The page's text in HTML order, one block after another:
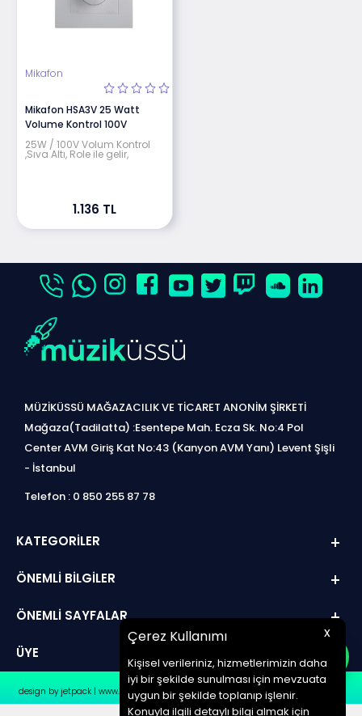
Çerez Kullanımı x
Kişisel verileriniz, hizmetlerimizin daha
iyi bir şekilde sunulması için mevzuata
uygun bir şekilde toplanıp işlenir.
Konuyla ilgili detaylı bilgi almak için
Mikafon
Mikafon HSA3V 25 Watt
Volume Kontrol 100V
25W / 100V Volum Kontrol
,Sıva Altı, Role ile gelir,
1.136 TL
MÜZİKÜSSÜ MAĞAZACILIK VE TİCARET ANONİM ŞİRKETİ
Mağaza(Tadilatta) :Esentepe Mah. Ecza Sk. No:4 Pol
Center AVM Giriş Kat No:43 (Kanyon AVM Yanı) Levent Şişli
- İstanbul
Telefon : 0 850 255 87 78
KATEGORILER
ÖNEMLI BILGILER
ÖNEMLI SAYFALAR
ÜYE
design by jetpack | www.müziküssü.com | copyright ©2022 Tüm hakları saklıdır.